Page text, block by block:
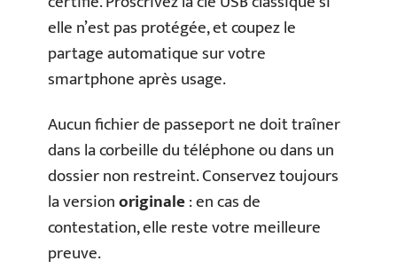
elle n’est pas protégée, et coupez le
partage automatique sur votre
smartphone après usage.
Aucun fichier de passeport ne doit traîner
dans la corbeille du téléphone ou dans un
dossier non restreint. Conservez toujours
la versionoriginale: en cas de
contestation, elle reste votre meilleure
preuve.